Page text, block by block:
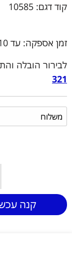
קוד דגם: 10585
זמן אספקה: עד 10 ימי עסקים
לבירור הובלה
321
קנה